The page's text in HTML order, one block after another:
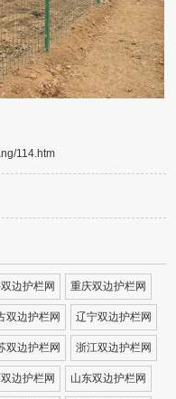
114.htm
边护栏网 重庆双边护栏网
双边护栏网 辽宁双边护栏网
双边护栏网 浙江双边护栏网
边护栏网 山东双边护栏网